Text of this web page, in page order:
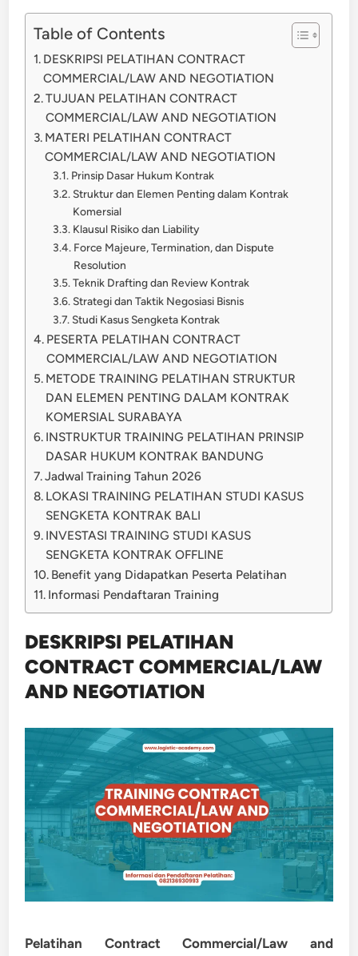
Table of Contents
DESKRIPSI PELATIHAN CONTRACT
COMMERCIAL/LAW AND NEGOTIATION
TUJUAN PELATIHAN CONTRACT
COMMERCIAL/LAW AND NEGOTIATION
MATERI PELATIHAN CONTRACT
COMMERCIAL/LAW AND NEGOTIATION
Prinsip Dasar Hukum Kontrak
Struktur dan Elemen Penting dalam Kontrak
Komersial
Klausul Risiko dan Liability
Force Majeure, Termination, dan Dispute
Resolution
Teknik Drafting dan Review Kontrak
Strategi dan Taktik Negosiasi Bisnis
Studi Kasus Sengketa Kontrak
PESERTA PELATIHAN CONTRACT
COMMERCIAL/LAW AND NEGOTIATION
METODE TRAINING PELATIHAN STRUKTUR
DAN ELEMEN PENTING DALAM KONTRAK
KOMERSIAL SURABAYA
INSTRUKTUR TRAINING PELATIHAN PRINSIP
DASAR HUKUM KONTRAK BANDUNG
Jadwal Training Tahun 2026
LOKASI TRAINING PELATIHAN STUDI KASUS
SENGKETA KONTRAK BALI
INVESTASI TRAINING STUDI KASUS
SENGKETA KONTRAK OFFLINE
Benefit yang Didapatkan Peserta Pelatihan
Informasi Pendaftaran Training
DESKRIPSI PELATIHAN
CONTRACT COMMERCIAL/LAW
AND NEGOTIATION
Pelatihan Contract Commercial/Law and